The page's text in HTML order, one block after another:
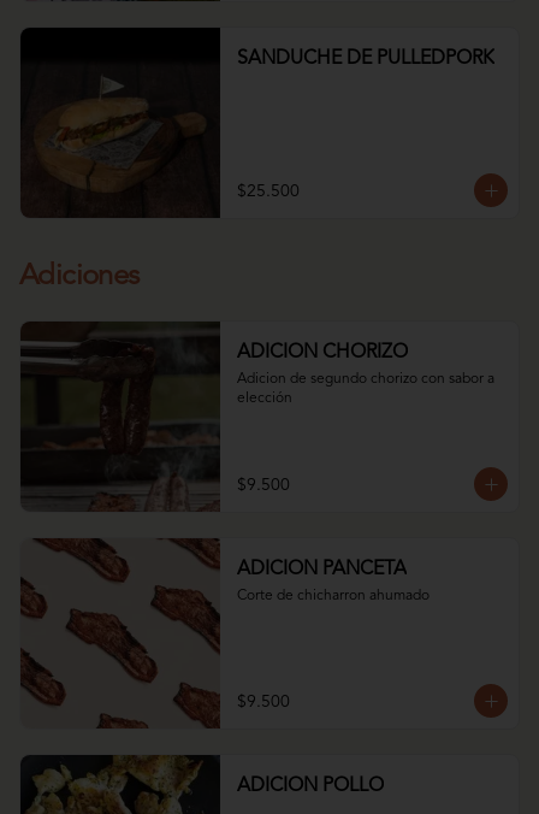
SANDUCHE DE PULLEDPORK
$25.500
Adiciones
ADICION CHORIZO
Adicion de segundo chorizo con sabor a
elección
$9.500
ADICION PANCETA
Corte de chicharron ahumado
$9.500
ADICION POLLO